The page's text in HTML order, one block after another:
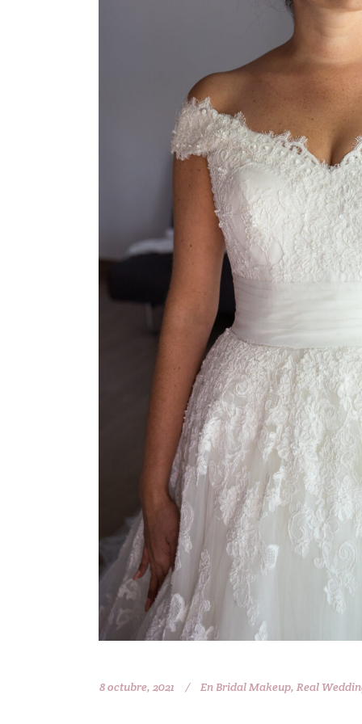
8 octubre, 2021 En Bridal Makeup, Real